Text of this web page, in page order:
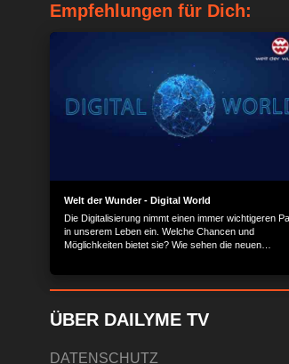
Empfehlungen für Dich:
Welt der Wunder - Digital World
Die Digitalisierung nimmt einen immer wichtigeren
in unserem Leben ein. Welche Chancen und
Möglichkeiten bietet sie? Wie sehen die neuen
ÜBER DAILYME TV
DATENSCHUTZ